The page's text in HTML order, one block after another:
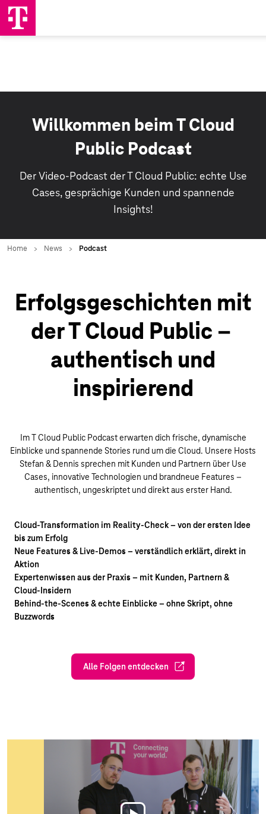
Willkommen beim T Cloud
Public Podcast
Der Video-Podcast der T Cloud Public: echte Use
Cases, gesprächige Kunden und spannende
Insights!
Erfolgsgeschichten mit
der T Cloud Public –
authentisch und
inspirierend
Im T Cloud Public Podcast erwarten dich frische, dynamische
Einblicke und spannende Stories rund um die Cloud. Unsere Hosts
Stefan & Dennis sprechen mit Kunden und Partnern über Use
Cases, innovative Technologien und brandneue Features –
authentisch, ungeskriptet und direkt aus erster Hand.
Cloud-Transformation im Reality-Check – von der ersten Idee
bis zum Erfolg
Neue Features & Live-Demos – verständlich erklärt, direkt in
Aktion
Expertenwissen aus der Praxis – mit Kunden, Partnern &
Cloud-Insidern
Behind-the-Scenes & echte Einblicke – ohne Skript, ohne
Buzzwords
Alle Folgen entdecken